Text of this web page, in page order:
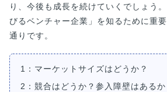
り、今後も成長を続けていくでしょう
びるベンチャー企業」を知るために重
通りです。
1：マーケットサイズはどうか？
2：競合はどうか？参入障壁はあるか